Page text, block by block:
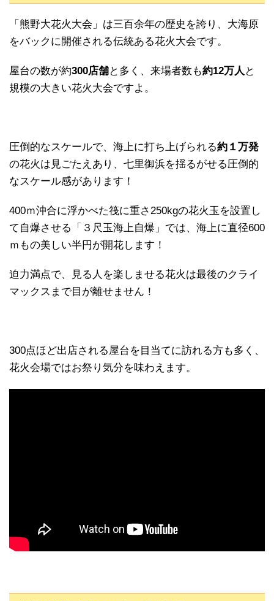
「熊野大花火大会」は三百余年の歴史を誇り、大海原
をバックに開催される伝統ある花火大会です。
屋台の数が約300店舗と多く、来場者数も約12万人 と
規模の大きい花火大会ですよ。
圧倒的なスケールで、海上に打ち上げられる約１万発
の花火は見ごたえあり、七里御浜を揺るがせる圧倒的
なスケール感があります！
400ｍ沖合に浮かべた筏に重さ250kgの花火玉を設置し
て自爆させる「３尺玉海上自爆」では、海上に直径600
ｍもの美しい半円が開花します！
迫力満点で、見る人を楽しませる花火は最後のクライ
マックスまで目が離せません！
300点ほど出店される屋台を目当てに訪れる方も多く、
花火会場ではお祭り気分を味わえます。